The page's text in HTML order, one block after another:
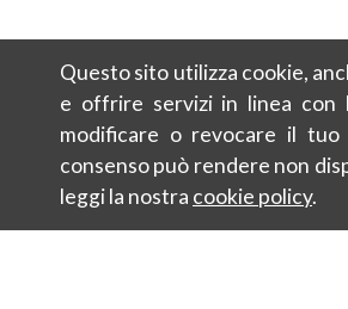
Questo sito utilizza cookie,
e offrire servizi in linea con
modificare o revocare il tuo
consenso può rendere non
leggi la nostra cookie policy.